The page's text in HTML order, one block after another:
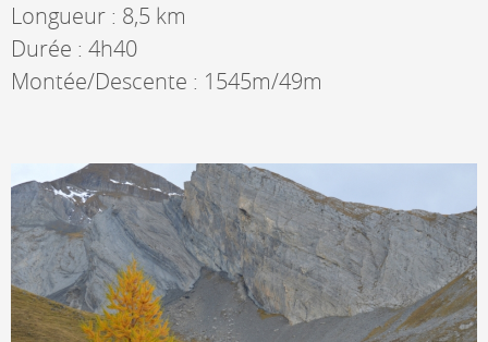
Longueur : 8,5 km
Durée : 4h40
Montée/Descente : 1545m/49m